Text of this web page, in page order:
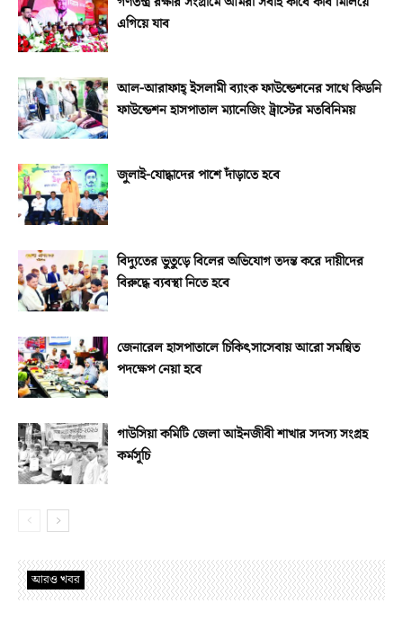
এগিয়ে যাব
আল-আরাফাহ্‌ ইসলামী ব্যাংক ফাউন্ডেশনের সাথে কিডনি
ফাউন্ডেশন হাসপাতাল ম্যানেজিং ট্রাস্টের মতবিনিময়
জুলাই-যোদ্ধাদের পাশে দাঁড়াতে হবে
বিদ্যুতের ভুতুড়ে বিলের অভিযোগ তদন্ত করে দায়ীদের
বিরুদ্ধে ব্যবস্থা নিতে হবে
জেনারেল হাসপাতালে চিকিৎসাসেবায় আরো সমন্বিত
পদক্ষেপ নেয়া হবে
গাউসিয়া কমিটি জেলা আইনজীবী শাখার সদস্য সংগ্রহ
কর্মসূচি
আরও খবর